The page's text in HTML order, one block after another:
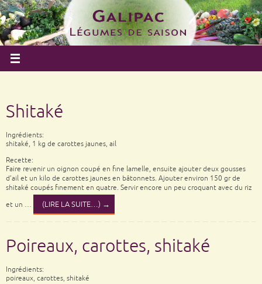
Shitaké
Ingrédients:
shitaké, 1 kg de carottes jaunes, ail
Recette:
Faire revenir un oignon coupé en fine lamelle, ensuite ajouter deux gousses
d’ail et un kilo de carottes jaunes en bâtonnets. Ajouter environ 150 gr de
shitaké coupés finement en quatre. Servir encore un peu croquant avec du riz
et un …
(LIRE LA SUITE…) →
Poireaux, carottes, shitaké
Ingrédients:
poireaux, carottes, shitaké